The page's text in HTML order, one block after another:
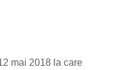
mai 2018 la care